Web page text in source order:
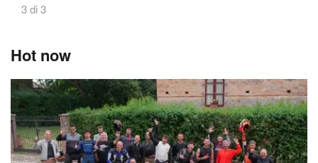
3 di 3
Hot now